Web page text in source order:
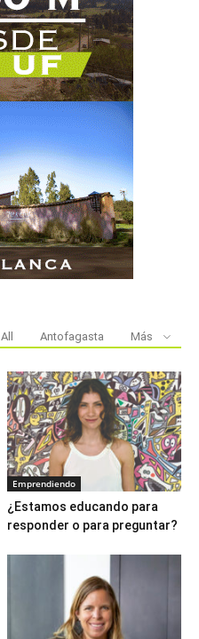
All Antofagasta Más
Emprendiendo
¿Estamos educando para
responder o para preguntar?